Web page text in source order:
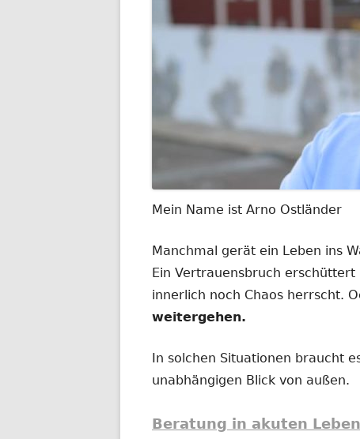
Mein Name ist Arno Ostländer
Manchmal gerät ein Leben ins
Ein Vertrauensbruch
innerlich noch Chaos herrscht.
weitergehen.
In solchen Situationen braucht
unabhängigen Blick von außen.
Beratung in akuten